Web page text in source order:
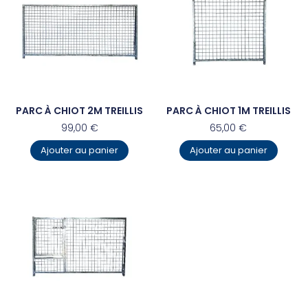
PARC À CHIOT 2M TREILLIS
99,00 €
Ajouter au panier
PARC À CHIOT 1M TREILLIS
65,00€
Ajouter au panier